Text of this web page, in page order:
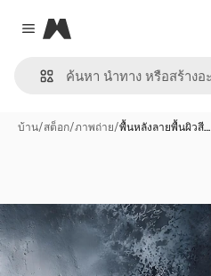
Close menu
Magnific
บ้าน/สต็อก/ภาพถ่าย/พื้นหลังลายพื้นผิวสี…